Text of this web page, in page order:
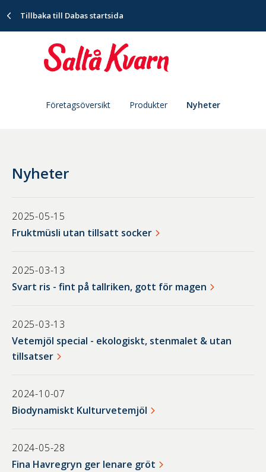
Tillbaka till Dabas startsida
Företagsöversikt Produkter Nyheter
Nyheter
2025-05-15
Fruktmüsli utan tillsatt socker
2025-03-13
Svart ris - fint på tallriken, gott för magen
2025-03-13
Vetemjöl special - ekologiskt, stenmalet & utan
tillsatser
2024-10-07
Biodynamiskt Kulturvetemjöl
2024-05-28
Fina Havregryn ger lenare gröt